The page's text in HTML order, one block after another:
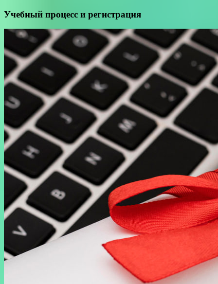
Учебный процесс и регистрация